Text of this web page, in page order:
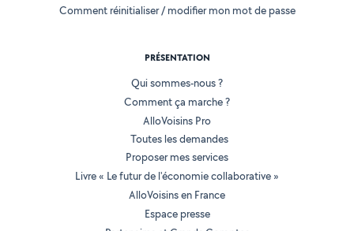
Comment réinitialiser / modifier mon mot de passe
PRÉSENTATION
Qui sommes-nous ?
Comment ça marche ?
AlloVoisins Pro
Toutes les demandes
Proposer mes services
Livre « Le futur de l'économie collaborative »
AlloVoisins en France
Espace presse